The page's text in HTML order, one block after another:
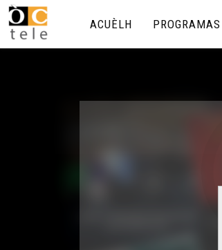
ACUÈLH PROGRAMAS